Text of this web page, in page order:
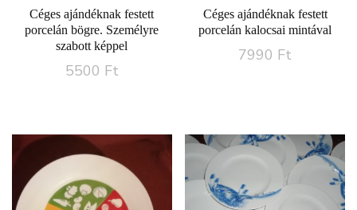
Céges ajándéknak festett
porcelán bögre. Személyre
szabott képpel
5500 Ft
Céges ajándéknak festett
porcelán kalocsai mintával
7990 Ft